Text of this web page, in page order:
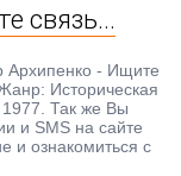
связь...
Архипенко - Ищите
Историческая
1977. Так же Вы
и SMS на сайте
и ознакомиться с